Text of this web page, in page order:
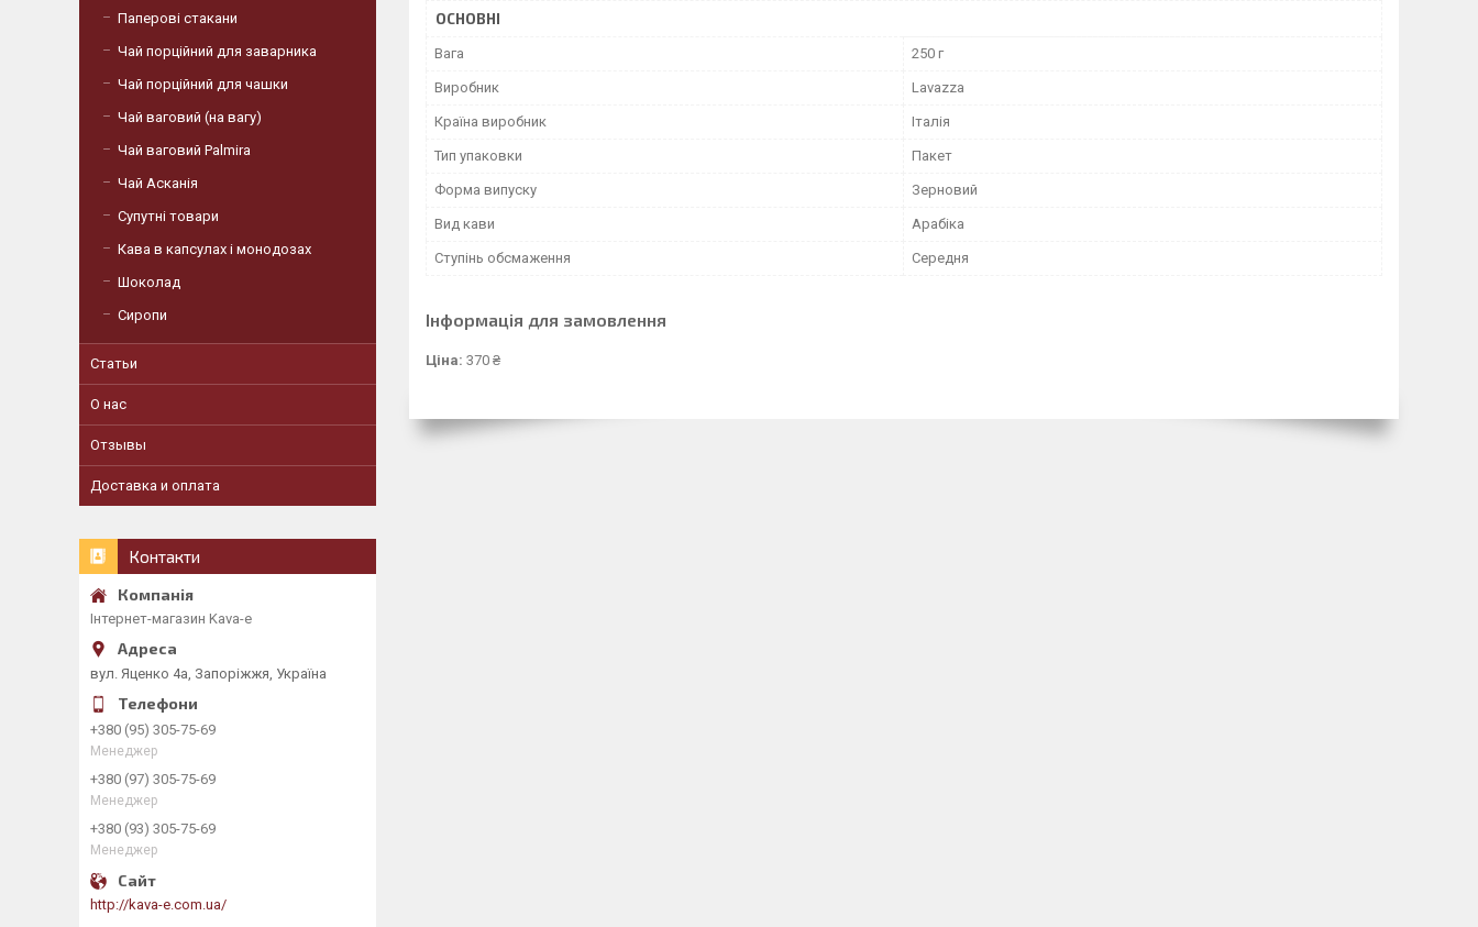
ОСНОВНІ
Вага 250 г
Виробник Lavazza
Країна виробник Італія
Тип упаковки Пакет
Форма випуску Зерновий
Вид кави Арабіка
Ступінь обсмаження Середня
Інформація для замовлення
Ціна: 370 ₴
Паперові стакани
Чай порційний для заварника
Чай порційний для чашки
Чай ваговий (на вагу)
Чай ваговий Palmira
Чай Асканія
Супутні товари
Кава в капсулах і монодозах
Шоколад
Сиропи
Статьи
О нас
Отзывы
Доставка и оплата
Контакти
Інтернет-магазин Kava-e
вул. Яценко 4а, Запоріжжя, Україна
+380 (95) 305-75-69
Менеджер
+380 (97) 305-75-69
Менеджер
+380 (93) 305-75-69
Менеджер
http://kava-e.com.ua/